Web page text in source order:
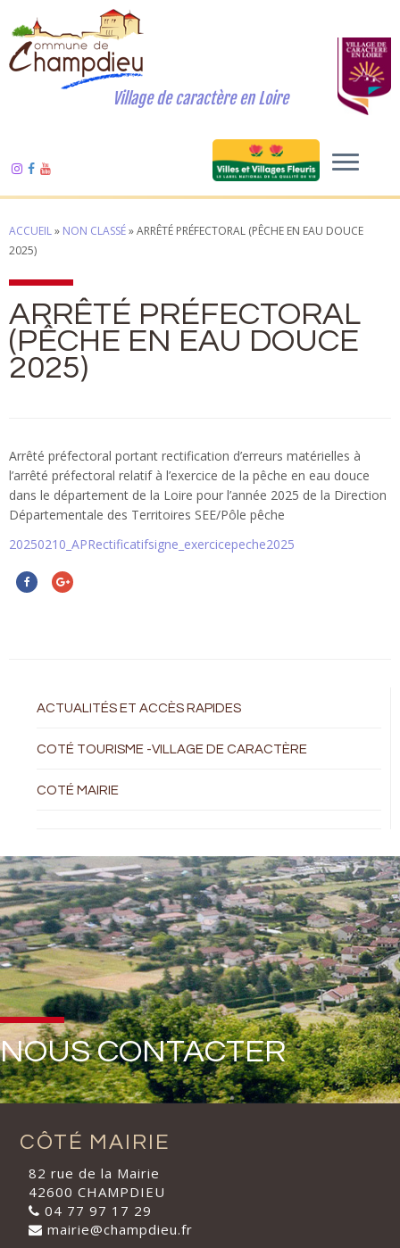
Village de caractère en Loire
ACCUEIL» NON CLASSÉ»ARRÊTÉ PRÉFECTORAL (PÊCHE EN EAU DOUCE
2025)
ARRÊTÉ PRÉFECTORAL
(PÊCHE EN EAU DOUCE
2025)
Arrêté préfectoral portant rectification d’erreurs matérielles à
l’arrêté préfectoral relatif à l’exercice de la pêche en eau douce
dans le département de la Loire pour l’année 2025 de la Direction
Départementale des Territoires SEE/Pôle pêche
20250210_APRectificatifsigne_exercicepeche2025
ACTUALITÉS ET ACCÈS RAPIDES
COTÉ TOURISME -VILLAGE DE CARACTÈRE
COTÉ MAIRIE
NOUS CONTACTER
CÔTÉ MAIRIE
82 rue de la Mairie
42600 CHAMPDIEU
04 77 97 17 29
mairie@champdieu.fr